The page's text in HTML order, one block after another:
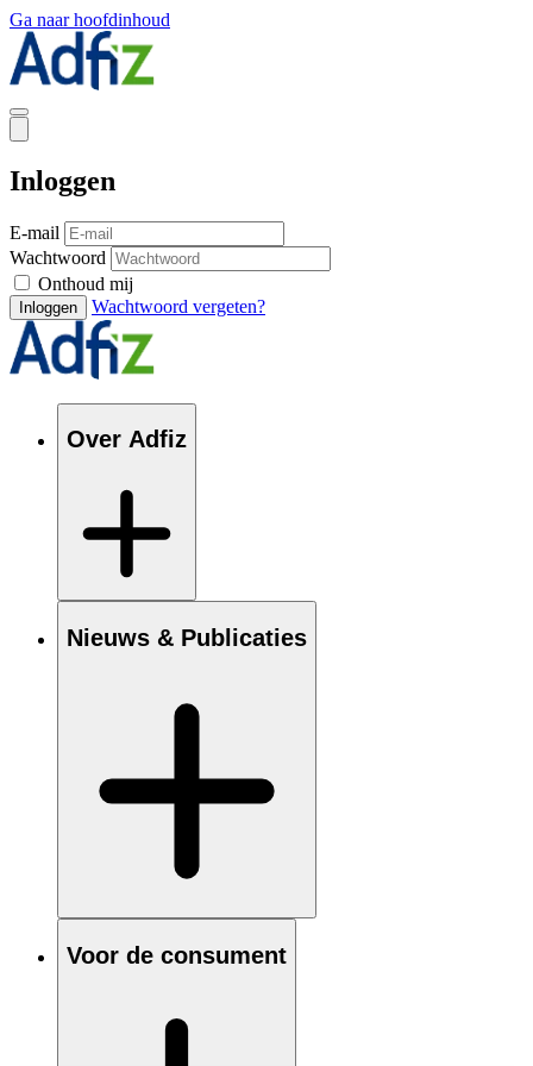
Ga naar hoofdinhoud
Inloggen
E-mail
Wachtwoord
Onthoud mij
Inloggen Wachtwoord vergeten?
Over Adfiz
Nieuws & Publicaties
Voor de consument